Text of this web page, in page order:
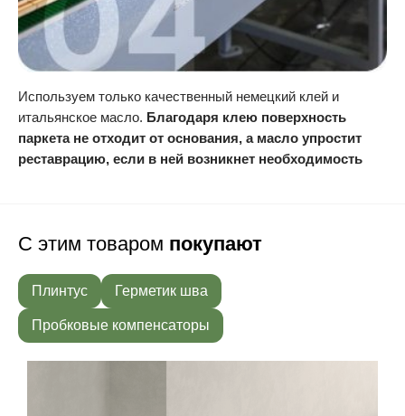
Используем только качественный немецкий клей и
итальянское масло. Благодаря клею поверхность
паркета не отходит от основания, а масло упростит
реставрацию, если в ней возникнет необходимость
С этим товаром покупают
Плинтус Герметик шва
Пробковые компенсаторы